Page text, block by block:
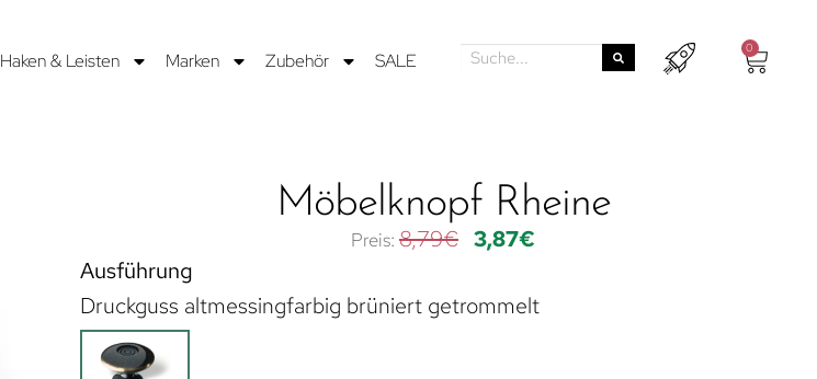
Haken & Leisten Marken Zubehör SALE
0
Möbelknopf Rheine
8,79€ 3,87€
Ausführung
Druckguss altmessingfarbig brüniert getrommelt